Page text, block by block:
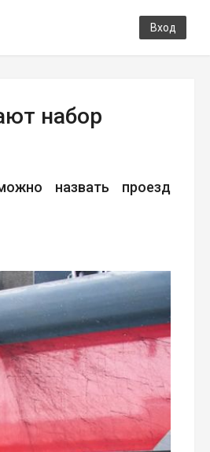
Вход
набор
назвать проезд